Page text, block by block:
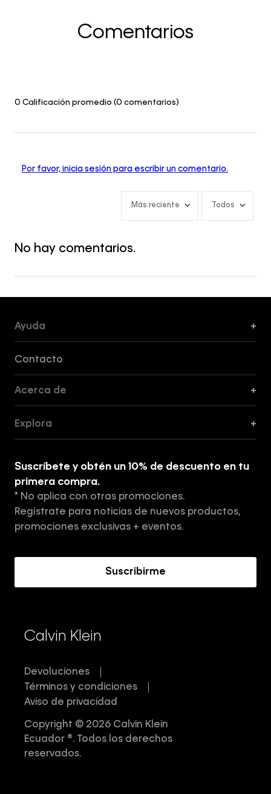
Comentarios
0 Calificación promedio (0 comentarios)
Por favor, inicia sesión para escribir un comentario.
Más reciente Todos
No hay comentarios.
Ayuda +
Contacto
Acerca de +
Tiendas
Aviso de privacidad
Términos y Condiciones
Explora +
Suscríbete y obtén un 10% de descuento en tu
primera compra.
* No aplica con otras promociones.
Regístrate para noticias de nuevos productos,
promociones exclusivas + eventos.
Suscribirme
Calvin Klein
Devoluciones
Términos y condiciones
Aviso de privacidad
Copyright © 2026 Calvin Klein
Ecuador ®. Todos los derechos
reservados.